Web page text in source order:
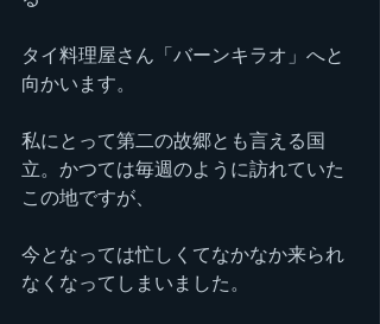
タイ料理屋さん「バーンキラオ」へと
向かいます。
私にとって第二の故郷とも言える国
立。かつては毎週のように訪れていた
この地ですが、
今となっては忙しくてなかなか来られ
なくなってしまいました。